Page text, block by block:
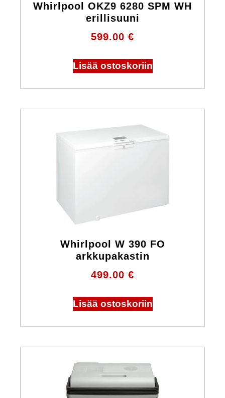
Whirlpool OKZ9 6280 SPM WH
erillisuuni
599.00 €
Lisää ostoskoriin
Whirlpool W 390 FO
arkkupakastin
499.00 €
Lisää ostoskoriin